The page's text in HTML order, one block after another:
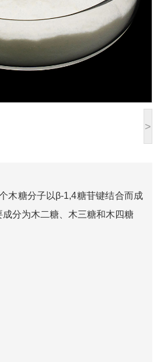
>
木糖分子以β-1,4糖苷键结合而成
分为木二糖、木三糖和木四糖